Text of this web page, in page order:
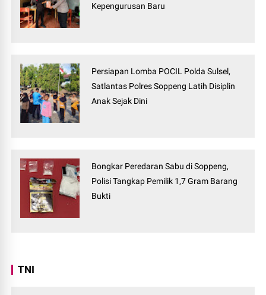
Kepengurusan Baru
Persiapan Lomba POCIL Polda Sulsel,
Satlantas Polres Soppeng Latih Disiplin
Anak Sejak Dini
Bongkar Peredaran Sabu di Soppeng,
Polisi Tangkap Pemilik 1,7 Gram Barang
Bukti
TNI